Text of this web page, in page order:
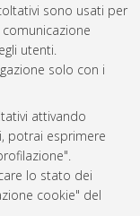
sono usati per
utenti.
solo con i
attivando
potrai esprimere
lo stato dei
cookie" del